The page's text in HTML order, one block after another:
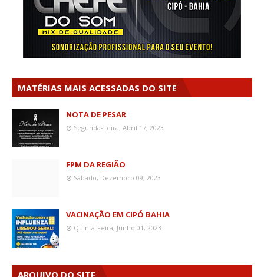
MATÉRIAS MAIS ACESSADAS DO SITE
NOTA DE PESAR
Segunda-Feira, Abril 17, 2023
FPM DA REGIÃO
Sábado, Dezembro 09, 2023
VACINAÇÃO EM CIPÓ BAHIA
Quinta-Feira, Junho 01, 2023